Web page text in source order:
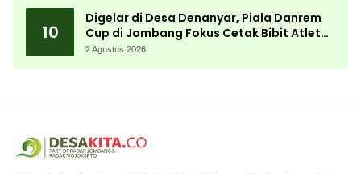
10
Digelar di Desa Denanyar, Piala Danrem
Cup di Jombang Fokus Cetak Bibit Atlet
Menembak Berprestasi
2 Agustus 2026